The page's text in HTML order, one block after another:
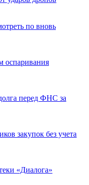
по вновь
оспаривания
перед ФНС за
закупок без учета
«Диалога»